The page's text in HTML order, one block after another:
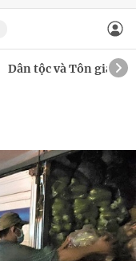
Dân tộc và Tôn giáo